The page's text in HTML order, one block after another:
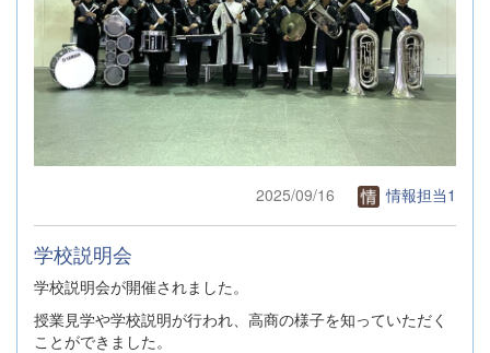
2025/09/16 情報担当1
学校説明会
学校説明会が開催されました。
授業見学や学校説明が行われ、高商の様子を知っていただく
ことができました。